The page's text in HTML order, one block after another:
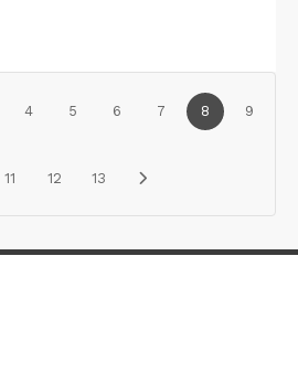
4 5 6 7 8 9
11 12 13